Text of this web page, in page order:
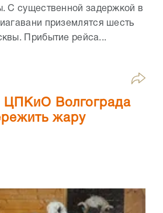
С существенной задержкой в
приземлятся шесть
Прибытие рейса...
Волгограда
жару